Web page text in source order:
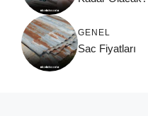
GENEL
Sac Fiyatları